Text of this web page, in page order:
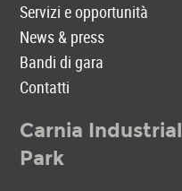
Servizi e opportunità
News & press
Bandi di gara
Contatti
Carnia Industrial
Park